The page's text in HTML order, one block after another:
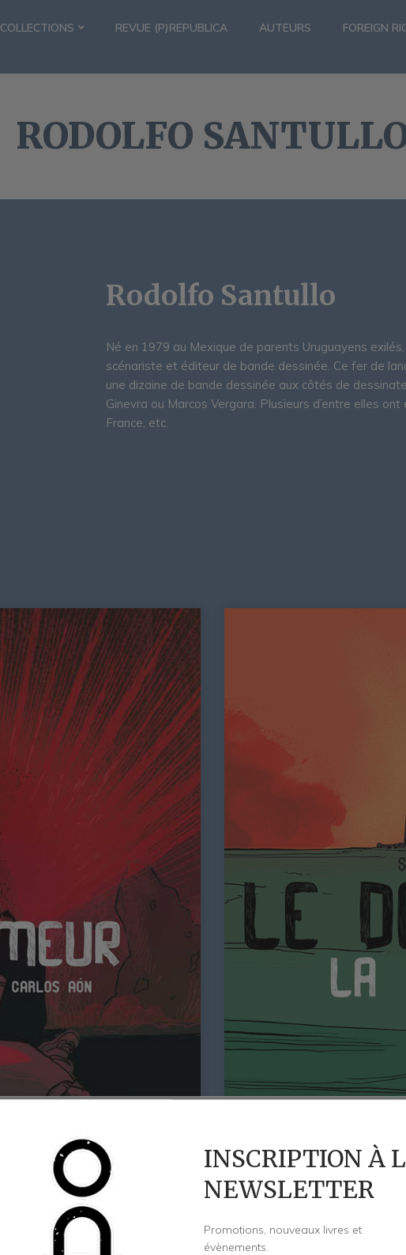
COLLECTIONS REVUE (P)REPUBLICA AUTEURS
FOREIGN
RODOLFO
Rodolfo Santullo
Né en 1979 au Mexique de parents Uruguayens
scénariste et éditeur de bande dessinée. Ce fer de
une dizaine de bande dessinée aux côtés de
Ginevra ou Marcos Vergara. Plusieurs d’entre elles
France, etc.
INSCRIPTION À
NEWSLETTER
Promotions, nouveaux livres et
évènements.